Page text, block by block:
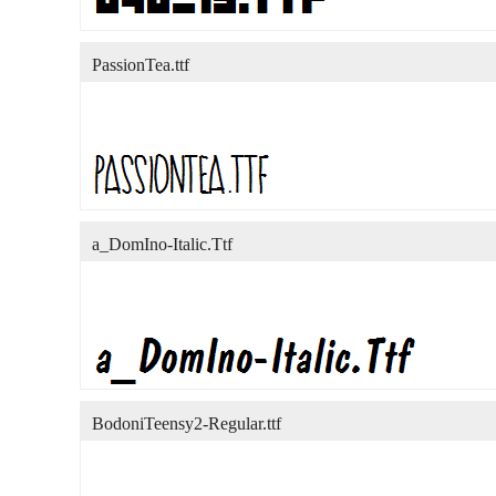
PassionTea.ttf
a_DomIno-Italic.Ttf
BodoniTeensy2-Regular.ttf